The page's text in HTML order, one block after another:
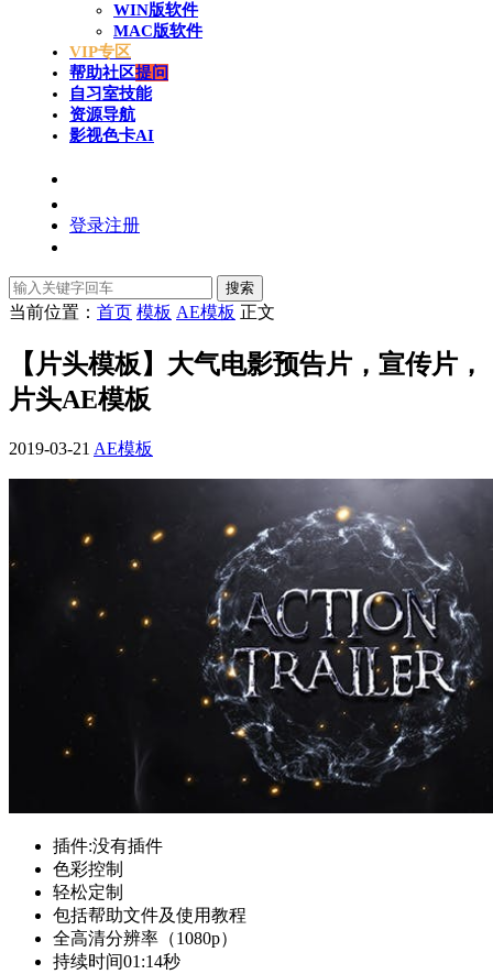
WIN版软件
MAC版软件
VIP专区
帮助社区提问
自习室技能
资源导航
影视色卡AI
登录注册
搜索
当前位置： 首页 模板 AE模板 正文
【片头模板】大气电影预告片，宣传片，
片头AE模板
2019-03-21 AE模板
插件:没有插件
色彩控制
轻松定制
包括帮助文件及使用教程
全高清分辨率（1080p）
持续时间01:14秒